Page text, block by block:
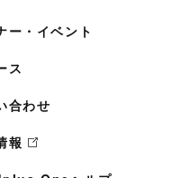
ー・イベント
ス
合わせ
報